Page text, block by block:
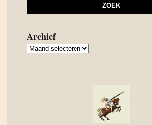
Archief
Archief